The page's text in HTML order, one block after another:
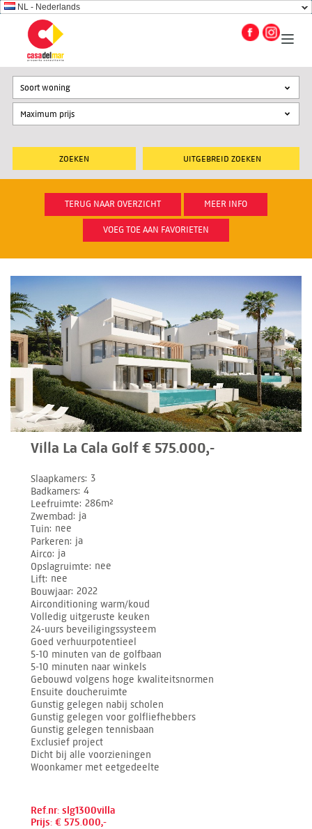
NL - Nederlands
UITGEBREID ZOEKEN
Soort woning
TERUG NAAR OVERZICHT MEER INFO
VOEG TOE AAN FAVORIETEN
Villa La Cala Golf € 575.000,-
Slaapkamers 3
Badkamers 4
Leefruimte 286m²
Zwembad ja
Tuin nee
Parkeren ja
Airco ja
Opslagruimte nee
Lift nee
Bouwjaar 2022
Airconditioning warm/koud
Volledig uitgeruste keuken
24-uurs beveiligingssysteem
Goed verhuurpotentieel
5-10 minuten van de golfbaan
5-10 minuten naar winkels
Gebouwd volgens hoge kwaliteitsnormen
Ensuite doucheruimte
Gunstig gelegen nabij scholen
Gunstig gelegen voor golfliefhebbers
Gunstig gelegen tennisbaan
Exclusief project
Dicht bij alle voorzieningen
Woonkamer met eetgedeelte
Ref.nr: slg1300villa
Prijs: € 575.000,-